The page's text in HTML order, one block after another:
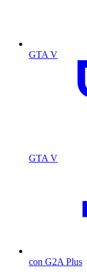
GTA V
GTA V
con G2A Plus